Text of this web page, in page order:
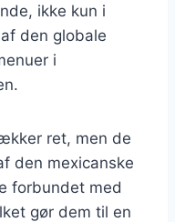
ikke kun i
den globale
i
ret, men de
den mexicanske
forbundet med
gør dem til en